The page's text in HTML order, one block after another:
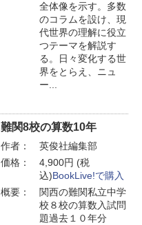
全体像を示す。多数
のコラムを設け、現
代世界の理解に役立
つテーマを解説す
る。日々変化する世
界をとらえ、ニュ
ー...
難関8校の算数10年
作者：
英俊社編集部
価格：
4,900円 (税
込)BookLive!で購入
概要：
関西の難関私立中学
校８校の算数入試問
題過去１０年分